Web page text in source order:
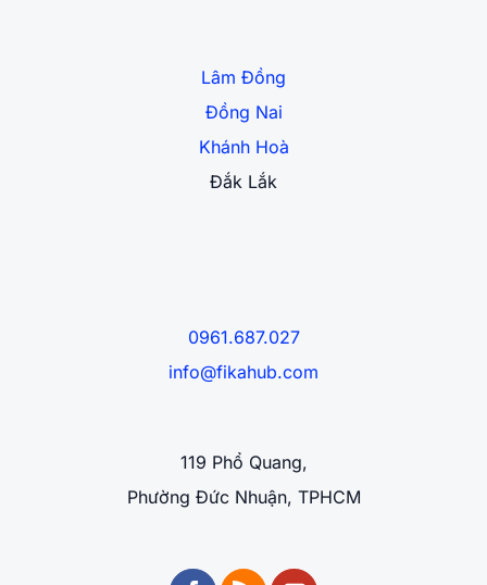
Lâm Đồng
Đồng Nai
Khánh Hoà
Đắk Lắk
0961.687.027
info@fikahub.com
119 Phổ Quang,
Phường Đức Nhuận, TPHCM